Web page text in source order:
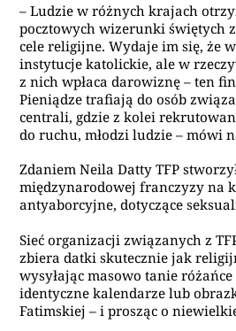
– Ludzie w różnych krajach
pocztowych wizerunki świętych
cele religijne. Wydaje im się, że
instytucje katolickie, ale w
z nich wpłaca darowiznę – ten
Pieniądze trafiają do osób
centrali, gdzie z kolei
do ruchu, młodzi ludzie – mówi
Zdaniem Neila Datty TFP
międzynarodowej franczyzy na
antyaborcyjne, dotyczące
Sieć organizacji związanych z
zbiera datki skutecznie jak
wysyłając masowo tanie
identyczne kalendarze lub
Fatimskiej – i prosząc o